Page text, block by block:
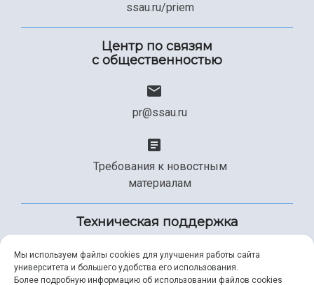
ssau.ru/priem
Центр по связям
с общественностью
pr@ssau.ru
Требования к новостным
материалам
Техническая поддержка
+7 (846) 267-49-99
Мы используем файлы cookies для улучшения работы сайта
университета и большего удобства его использования.
Более подробную информацию об использовании файлов cookies